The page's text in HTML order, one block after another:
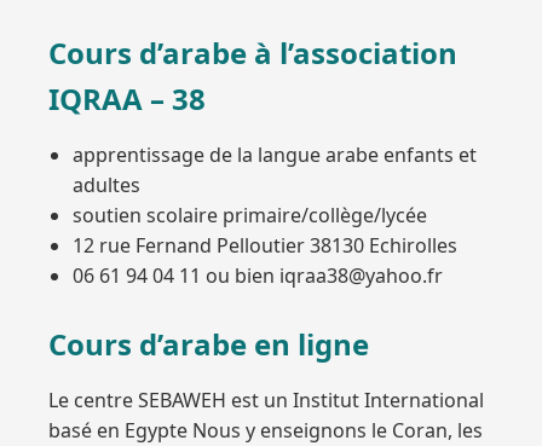
Cours d’arabe à l’association
IQRAA – 38
apprentissage de la langue arabe enfants et
adultes
soutien scolaire primaire/collège/lycée
12 rue Fernand Pelloutier 38130 Echirolles
06 61 94 04 11 ou bien iqraa38@yahoo.fr
Cours d’arabe en ligne
Le centre SEBAWEH est un Institut International
basé en Egypte Nous y enseignons le Coran, les